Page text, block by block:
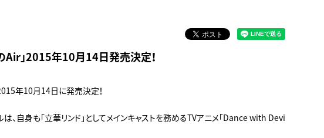
Air」2015年10月14日発売決定！
年10月14日に発売決定！
、自身も「立華リンド」としてメインキャストを務めるTVアニメ「Dance with Devi